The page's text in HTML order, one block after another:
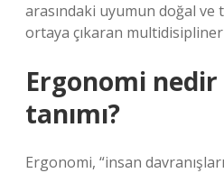
arasındaki uyumun doğal ve
ortaya çıkaran multidisipliner
Ergonomi nedir
tanımı?
Ergonomi, “insan